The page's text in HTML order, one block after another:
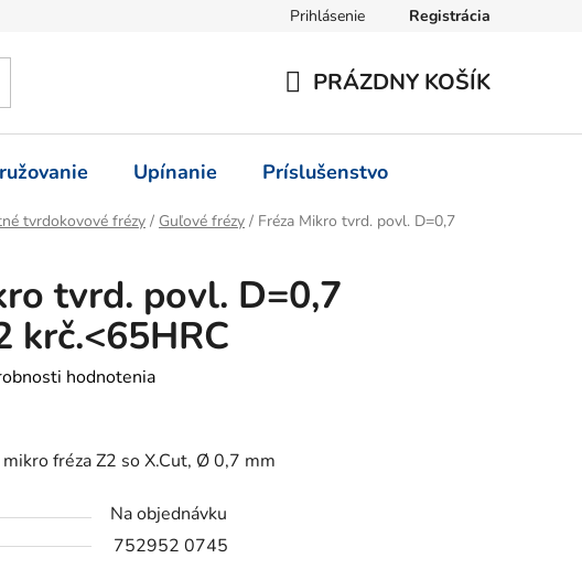
Prihlásenie Registrácia
KOŠÍK
PRÁZDNY KOŠÍK
Upínanie Príslušenstvo
tvrdokovové frézy / Guľové frézy / Fréza Mikro tvrd. povl. D=0,7
tvrd. povl. D=0,7
krč.<65HRC
hodnotenia
fréza Z2 so X.Cut, Ø 0,7 mm
Na objednávku
752952 0745